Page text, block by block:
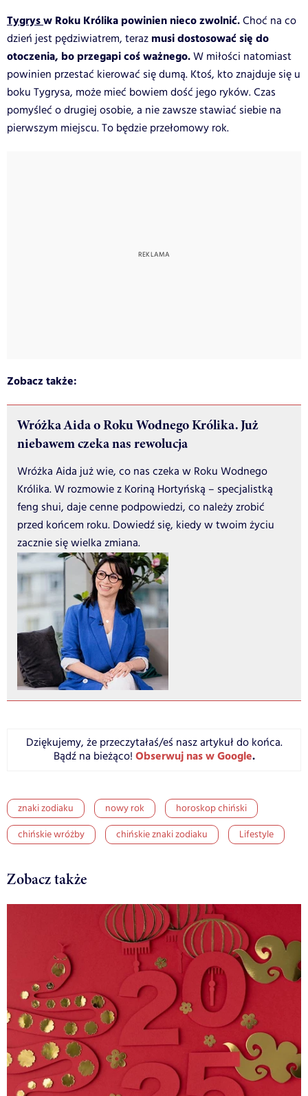
Tygrysw Roku Królika powinien nieco zwolnić.Choć na co
dzień jest pędziwiatrem, teraz musi dostosować się do
otoczenia, bo przegapi coś ważnego.W miłości natomiast
powinien przestać kierować się dumą. Ktoś, kto znajduje się u
boku Tygrysa, może mieć bowiem dość jego ryków. Czas
pomyśleć o drugiej osobie, a nie zawsze stawiać siebie na
pierwszym miejscu. To będzie przełomowy rok.
Zobacz także:
Wróżka Aida o Roku Wodnego Królika. Już
niebawem czeka nas rewolucja
Wróżka Aida już wie, co nas czeka w Roku Wodnego
Królika. W rozmowie z Koriną Hortyńską – specjalistką
feng shui, daje cenne podpowiedzi, co należy zrobić
przed końcem roku. Dowiedź się, kiedy w twoim życiu
zacznie się wielka zmiana.
Dziękujemy, że przeczytałaś/eś nasz artykuł do końca.
Bądź na bieżąco! Obserwuj nas w Google.
znaki zodiaku nowy rok
horoskop chiński
chińskie wróżby
chińskie znaki zodiaku Lifestyle
Zobacz także